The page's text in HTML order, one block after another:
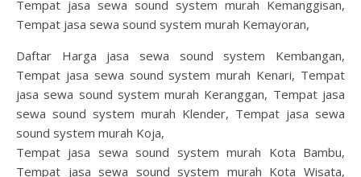
Tempat jasa sewa sound system murah Kemanggisan,
Tempat jasa sewa sound system murah Kemayoran,
Daftar Harga jasa sewa sound system Kembangan,
Tempat jasa sewa sound system murah Kenari, Tempat
jasa sewa sound system murah Keranggan, Tempat jasa
sewa sound system murah Klender, Tempat jasa sewa
sound system murah Koja,
Tempat jasa sewa sound system murah Kota Bambu,
Tempat jasa sewa sound system murah Kota Wisata,